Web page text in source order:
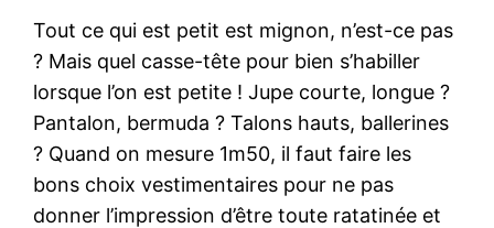
Tout ce qui est petit est mignon, n’est-ce pas
? Mais quel casse-tête pour bien s’habiller
lorsque l’on est petite ! Jupe courte, longue ?
Pantalon, bermuda ? Talons hauts, ballerines
? Quand on mesure 1m50, il faut faire les
bons choix vestimentaires pour ne pas
donner l’impression d’être toute ratatinée et